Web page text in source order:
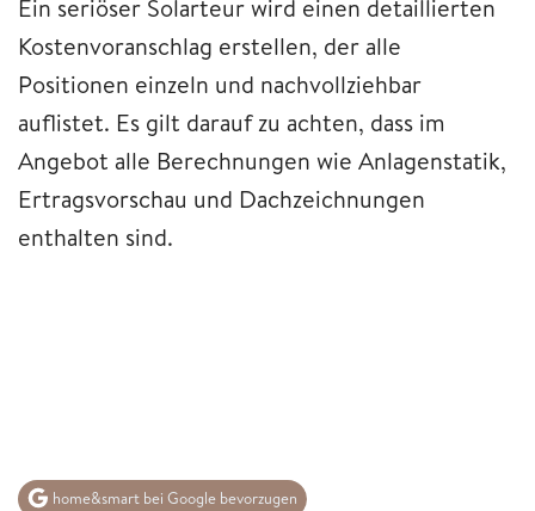
Ein seriöser Solarteur wird einen detaillierten
Kostenvoranschlag erstellen, der alle
Positionen einzeln und nachvollziehbar
auflistet. Es gilt darauf zu achten, dass im
Angebot alle Berechnungen wie Anlagenstatik,
Ertragsvorschau und Dachzeichnungen
enthalten sind.
home&smart bei Google bevorzugen